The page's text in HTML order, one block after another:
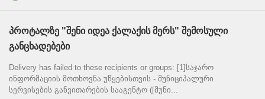
პროტალზე "შენი იდეა ქალაქის მერს" შემოსული
განცხადებები
Delivery has failed to these recipients or groups: [1]საჯარო
ინფორმაციის მოთხოვნა უწყებისთვის - მუნიციპალური
სერვისების განვითარების სააგენტო ([მუნი...